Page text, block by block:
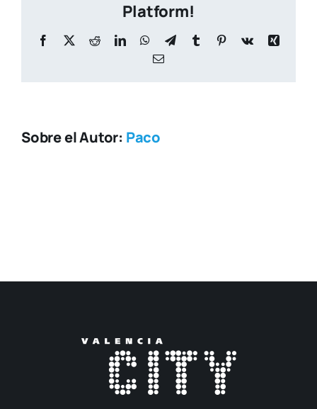
Platform!
Facebook
X RedditLinkedInWhatsApp
TelegramTumblr Pinterest
Vk
Xing
Correo
Sobre el Autor: Paco